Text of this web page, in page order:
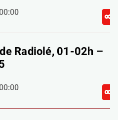
Radiolé, 01-02h –